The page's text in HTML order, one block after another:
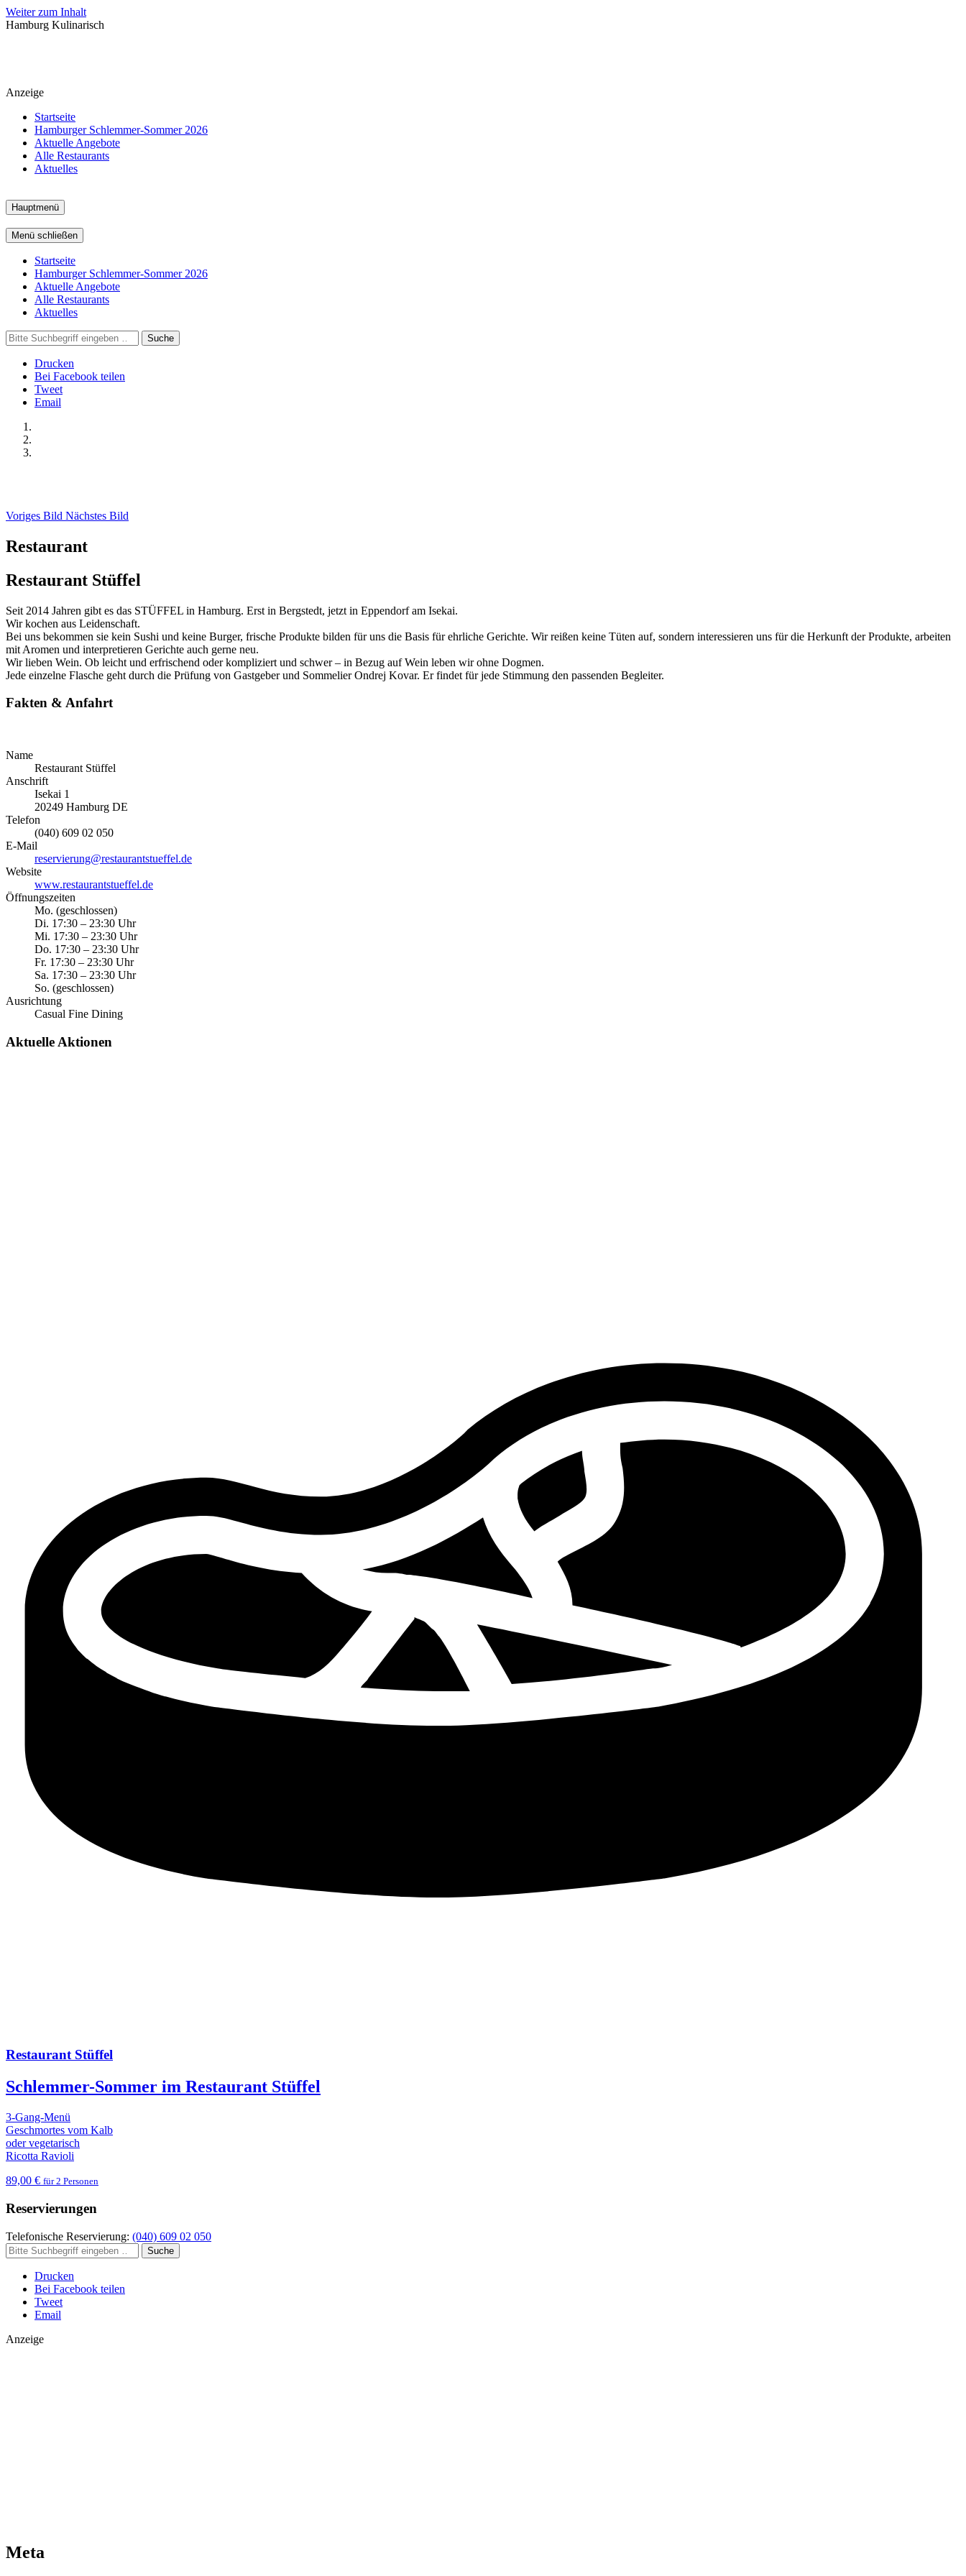
Weiter zum Inhalt
Hamburg Kulinarisch
Anzeige
Startseite
Hamburger Schlemmer-Sommer 2026
Aktuelle Angebote
Alle Restaurants
Aktuelles
Hauptmenü
Menü schließen
Startseite
Hamburger Schlemmer-Sommer 2026
Aktuelle Angebote
Alle Restaurants
Aktuelles
Suche
Drucken
Bei Facebook teilen
Tweet
Email
Voriges Bild Nächstes Bild
Restaurant
Restaurant Stüffel
Seit 2014 Jahren gibt es das STÜFFEL in Hamburg. Erst in Bergstedt, jetzt in Eppendorf am Isekai.
Wir kochen aus Leidenschaft.
Bei uns bekommen sie kein Sushi und keine Burger, frische Produkte bilden für uns die Basis für ehrliche Gerichte. Wir reißen keine Tüten auf, sondern interessieren uns für die Herkunft der Produkte, arbeiten
mit Aromen und interpretieren Gerichte auch gerne neu.
Wir lieben Wein. Ob leicht und erfrischend oder kompliziert und schwer – in Bezug auf Wein leben wir ohne Dogmen.
Jede einzelne Flasche geht durch die Prüfung von Gastgeber und Sommelier Ondrej Kovar. Er findet für jede Stimmung den passenden Begleiter.
Fakten & Anfahrt
Name
Restaurant Stüffel
Anschrift
Isekai 1
20249 Hamburg DE
Telefon
(040) 609 02 050
E-Mail
reservierung@restaurantstueffel.de
Website
www.restaurantstueffel.de
Öffnungszeiten
Mo. (geschlossen)
Di. 17:30 – 23:30 Uhr
Mi. 17:30 – 23:30 Uhr
Do. 17:30 – 23:30 Uhr
Fr. 17:30 – 23:30 Uhr
Sa. 17:30 – 23:30 Uhr
So. (geschlossen)
Ausrichtung
Casual Fine Dining
Aktuelle Aktionen
Restaurant Stüffel
Schlemmer-Sommer im Restaurant Stüffel
3-Gang-Menü
Geschmortes vom Kalb
oder vegetarisch
Ricotta Ravioli
89,00 € für 2 Personen
Reservierungen
Telefonische Reservierung: (040) 609 02 050
Suche
Drucken
Bei Facebook teilen
Tweet
Email
Anzeige
Meta